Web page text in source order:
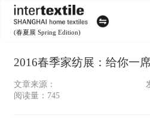
(春夏展 Spring Edition)
2016春季家纺展：给你一
文章来源：
阅读量： 745